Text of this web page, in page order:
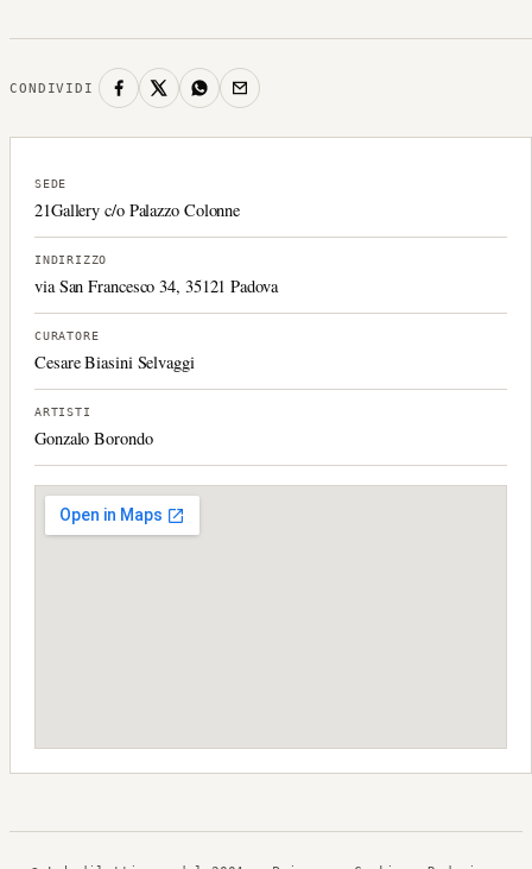
CONDIVIDI
SEDE
21Gallery c/o Palazzo Colonne
INDIRIZZO
via San Francesco 34, 35121 Padova
CURATORE
Cesare Biasini Selvaggi
ARTISTI
Gonzalo Borondo